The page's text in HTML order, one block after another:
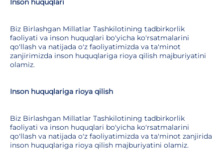
Inson huquqlari
Biz Birlashgan Millatlar Tashkilotining tadbirkorlik
faoliyati va inson huquqlari bo'yicha ko'rsatmalarini
qo'llash va natijada o'z faoliyatimizda va ta'minot
zanjirimizda inson huquqlariga rioya qilish majburiyatini
olamiz.
Inson huquqlariga rioya qilish
Biz Birlashgan Millatlar Tashkilotining tadbirkorlik
faoliyati va inson huquqlari bo'yicha ko'rsatmalarini
qo'llash va natijada o'z faoliyatimizda va ta'minot zanjirida
inson huquqlariga rioya qilish majburiyatini olamiz.